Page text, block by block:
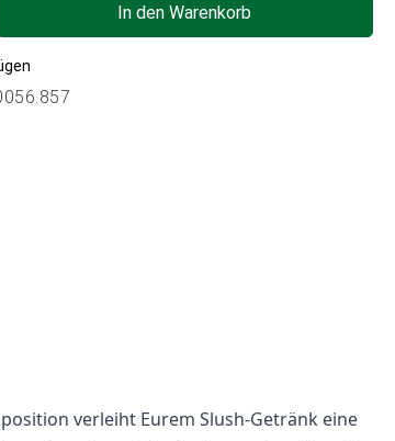
In den Warenkorb
verleiht Eurem Slush-Getränk eine